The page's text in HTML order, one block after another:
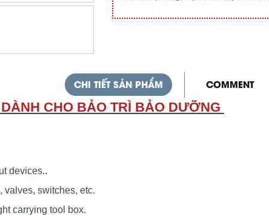
CHI TIẾT SẢN PHẨM COMMENT
CHO BẢO TRÌ BẢO DƯỠNG
devices..
valves, switches, etc.
carrying tool box.